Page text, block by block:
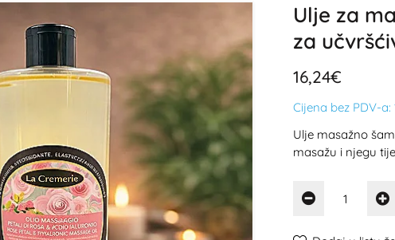
Ulje za
za
16,24€
Cijena bez PDV-a:
Ulje masažno
masažu i njegu